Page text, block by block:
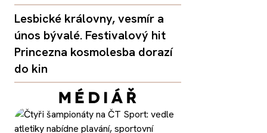
Lesbické královny, vesmír a
únos bývalé. Festivalový hit
Princezna kosmolesba dorazí
do kin